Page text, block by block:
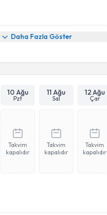
Daha Fazla Göster
10 Ağu
Pzt
11 Ağu
Sal
12 Ağu
Çar
Takvim
kapalıdır
Takvim
kapalıdır
Takvim
kapalıdır